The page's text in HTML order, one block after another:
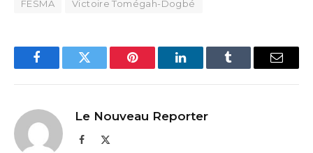
FESMA Victoire Tomégah-Dogbé
FacebookTwitter Pinterest LinkedInTumblr Email
Le Nouveau Reporter
Facebook